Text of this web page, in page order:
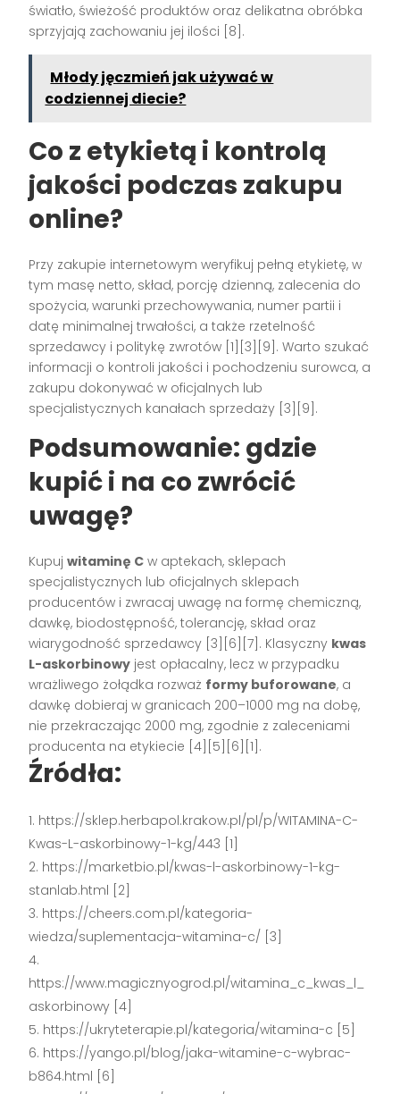
światło, świeżość produktów oraz delikatna obróbka
sprzyjają zachowaniu jej ilości [8].
Młody jęczmień jak używać w
codziennej diecie?
Co z etykietą i kontrolą
jakości podczas zakupu
online?
Przy zakupie internetowym weryfikuj pełną etykietę, w
tym masę netto, skład, porcję dzienną, zalecenia do
spożycia, warunki przechowywania, numer partii i
datę minimalnej trwałości, a także rzetelność
sprzedawcy i politykę zwrotów [1][3][9]. Warto szukać
informacji o kontroli jakości i pochodzeniu surowca, a
zakupu dokonywać w oficjalnych lub
specjalistycznych kanałach sprzedaży [3][9].
Podsumowanie: gdzie
kupić i na co zwrócić
uwagę?
Kupujwitaminę C w aptekach, sklepach
specjalistycznych lub oficjalnych sklepach
producentów i zwracaj uwagę na formę chemiczną,
dawkę, biodostępność, tolerancję, skład oraz
wiarygodność sprzedawcy [3][6][7]. Klasyczny kwas
L-askorbinowy jest opłacalny, lecz w przypadku
wrażliwego żołądka rozważ formy buforowane, a
dawkę dobieraj w granicach 200–1000 mg na dobę,
nie przekraczając 2000 mg, zgodnie z zaleceniami
producenta na etykiecie [4][5][6][1].
Źródła:
https://sklep.herbapol.krakow.pl/pl/p/WITAMINA-C-
Kwas-L-askorbinowy-1-kg/443 [1]
https://marketbio.pl/kwas-l-askorbinowy-1-kg-
stanlab.html [2]
https://cheers.com.pl/kategoria-
wiedza/suplementacja-witamina-c/ [3]
https://www.magicznyogrod.pl/witamina_c_kwas_l_
askorbinowy [4]
https://ukryteterapie.pl/kategoria/witamina-c [5]
https://yango.pl/blog/jaka-witamine-c-wybrac-
b864.html [6]